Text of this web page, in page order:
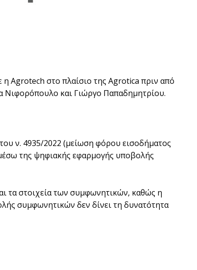
Agrotech στο πλαίσιο της Agrotica πριν από
Νιφορόπουλο και Γιώργο Παπαδηµητρίου.
ν. 4935/2022 (µείωση φόρου εισοδήµατος
της ψηφιακής εφαρµογής υποβολής
τα στοιχεία των συµφωνητικών, καθώς η
συµφωνητικών δεν δίνει τη δυνατότητα